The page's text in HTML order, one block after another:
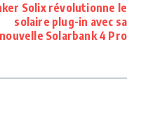
Solix révolutionne le
solaire plug-in avec sa
nouvelle Solarbank 4 Pro